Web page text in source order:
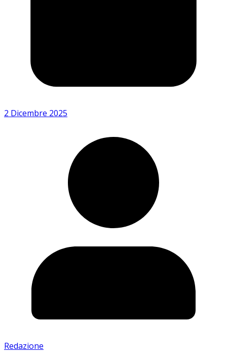
2 Dicembre 2025
Redazione